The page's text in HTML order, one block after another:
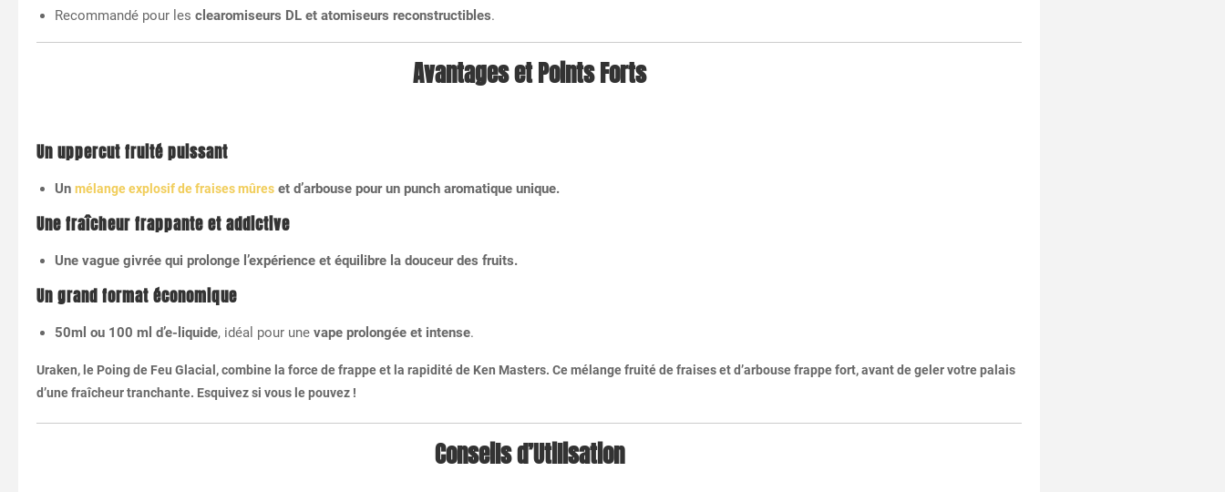
Recommandé pour les clearomiseurs DL et atomiseurs reconstructibles.
Avantages et Points Forts
Un uppercut fruité puissant
Un mélange explosif de fraises mûres et d’arbouse pour un punch aromatique unique.
Une fraîcheur frappante et addictive
Une vague givrée qui prolonge l’expérience et équilibre la douceur des fruits.
Un grand format économique
50ml ou 100 ml d’e-liquide, idéal pour une vape prolongée et intense.
Uraken, le Poing de Feu Glacial, combine la force de frappe et la rapidité de Ken Masters. Ce mélange fruité de fraises et d’arbouse frappe fort, avant de geler votre palais
d’une fraîcheur tranchante. Esquivez si vous le pouvez !
Conseils d’Utilisation